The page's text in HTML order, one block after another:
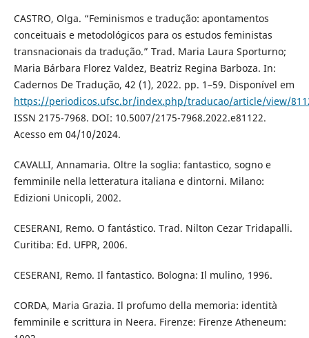
CASTRO, Olga. “Feminismos e tradução: apontamentos
conceituais e metodológicos para os estudos feministas
transnacionais da tradução.” Trad. Maria Laura Sporturno;
Maria Bárbara Florez Valdez, Beatriz Regina Barboza. In:
Cadernos De Tradução, 42 (1), 2022. pp. 1–59. Disponível em
https://periodicos.ufsc.br/index.php/traducao/article/view/
ISSN 2175-7968. DOI: 10.5007/2175-7968.2022.e81122.
Acesso em 04/10/2024.
CAVALLI, Annamaria. Oltre la soglia: fantastico, sogno e
femminile nella letteratura italiana e dintorni. Milano:
Edizioni Unicopli, 2002.
CESERANI, Remo. O fantástico. Trad. Nilton Cezar Tridapalli.
Curitiba: Ed. UFPR, 2006.
CESERANI, Remo. Il fantastico. Bologna: Il mulino, 1996.
CORDA, Maria Grazia. Il profumo della memoria: identità
femminile e scrittura in Neera. Firenze: Firenze Atheneum: